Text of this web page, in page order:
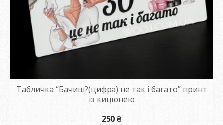
Табличка “Бачиш?(цифра) не так і багато” принт
із кицюнею
250₴